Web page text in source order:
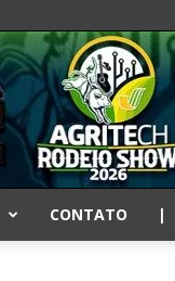
CONTATO |